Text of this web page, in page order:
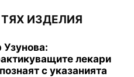
ИЗДЕЛИЯ
лекари
с указанията